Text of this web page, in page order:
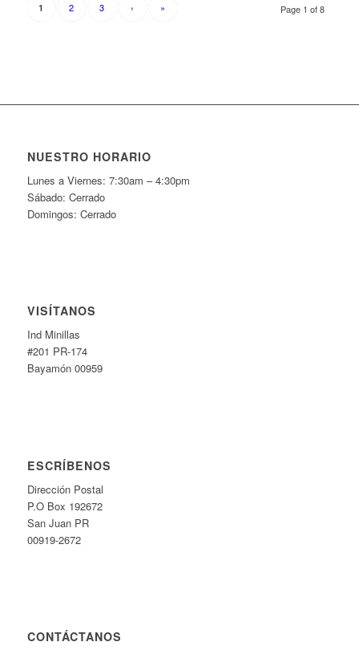
Page 1 of 8
1 2 3 › »
NUESTRO HORARIO
Lunes a Viernes: 7:30am – 4:30pm
Sábado: Cerrado
Domingos: Cerrado
VISÍTANOS
Ind Minillas
#201 PR-174
Bayamón 00959
ESCRÍBENOS
Dirección Postal
P.O Box 192672
San Juan PR
00919-2672
CONTÁCTANOS